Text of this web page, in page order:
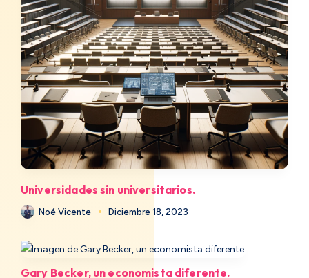
Universidades sin universitarios.
Noé Vicente Diciembre 18, 2023
Gary Becker, un economista diferente.